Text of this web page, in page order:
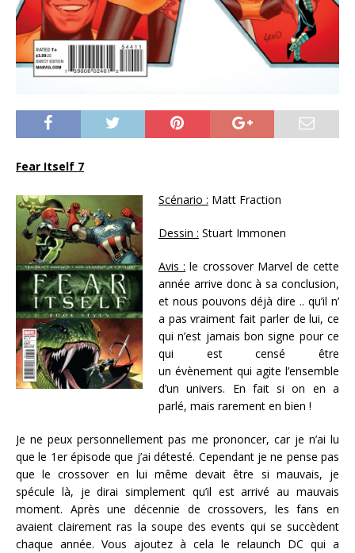
Fear Itself 7
Scénario : Matt Fraction
Dessin : Stuart Immonen
Avis : le crossover Marvel de cette
année arrive donc à sa conclusion,
et nous pouvons déjà dire .. qu’il n’
a pas vraiment fait parler de lui, ce
qui n’est jamais bon signe pour ce
qui est censé être
un évènement qui agite l’ensemble
d’un univers. En fait si on en a
parlé, mais rarement en bien !
Je ne peux personnellement pas me prononcer, car je n’ai lu
que le 1er épisode que j’ai détesté. Cependant je ne pense pas
que le crossover en lui même devait être si mauvais, je
spécule là, je dirai simplement qu’il est arrivé au mauvais
moment. Après une décennie de crossovers, les fans en
avaient clairement ras la soupe des events qui se succèdent
chaque année. Vous ajoutez à cela le relaunch DC qui a